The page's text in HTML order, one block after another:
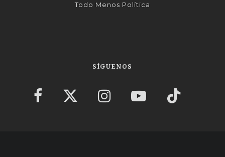
Todo Menos Política
SÍGUENOS